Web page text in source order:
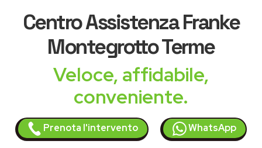
Centro AssistenzaFranke
Montegrotto Terme
Veloce, affidabile,
conveniente.
Prenota l'intervento WhatsApp